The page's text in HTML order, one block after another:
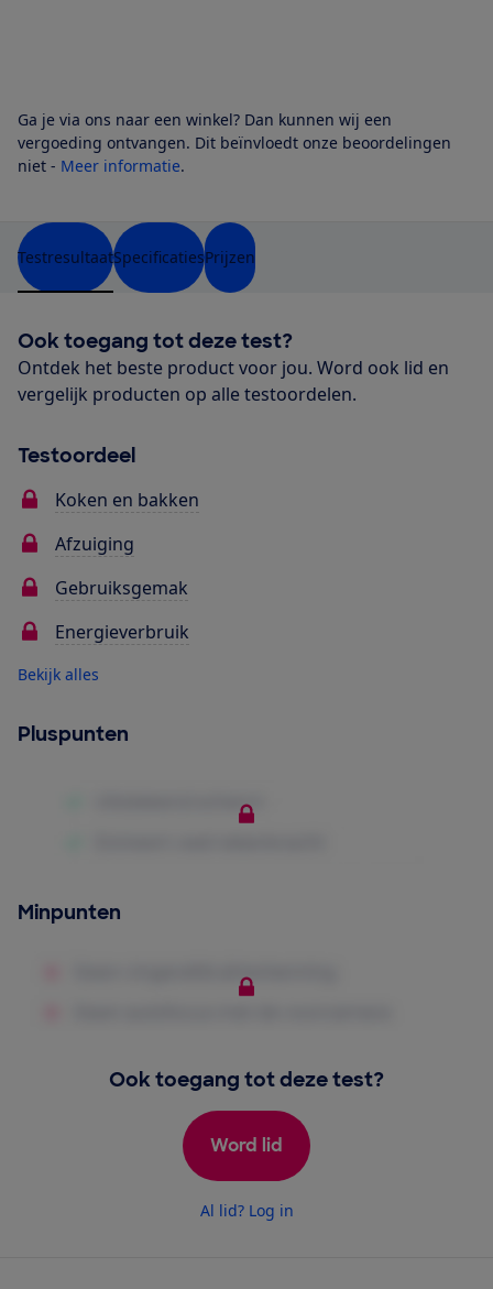
Ga je via ons naar een winkel? Dan kunnen wij een
vergoeding ontvangen. Dit beïnvloedt onze beoordelingen
niet - Meer informatie.
TestresultaatSpecificatiesPrijzen
Ook toegang tot deze test?
Ontdek het beste product voor jou. Word ook lid en
vergelijk producten op alle testoordelen.
Testoordeel
Koken en bakken
Afzuiging
Gebruiksgemak
Energieverbruik
Bekijk alles
Pluspunten
Minpunten
Ook toegang tot deze test?
Word lid
Al lid? Log in